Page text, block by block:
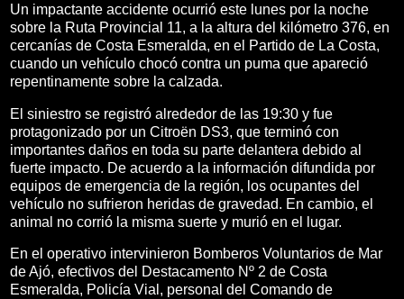
Un impactante accidente ocurrió este lunes por la noche
sobre la Ruta Provincial 11, a la altura del kilómetro 376, en
cercanías de Costa Esmeralda, en el Partido de La Costa,
cuando un vehículo chocó contra un puma que apareció
repentinamente sobre la calzada.
El siniestro se registró alrededor de las 19:30 y fue
protagonizado por un Citroën DS3, que terminó con
importantes daños en toda su parte delantera debido al
fuerte impacto. De acuerdo a la información difundida por
equipos de emergencia de la región, los ocupantes del
vehículo no sufrieron heridas de gravedad. En cambio, el
animal no corrió la misma suerte y murió en el lugar.
En el operativo intervinieron Bomberos Voluntarios de Mar
de Ajó, efectivos del Destacamento Nº 2 de Costa
Esmeralda, Policía Vial, personal del Comando de